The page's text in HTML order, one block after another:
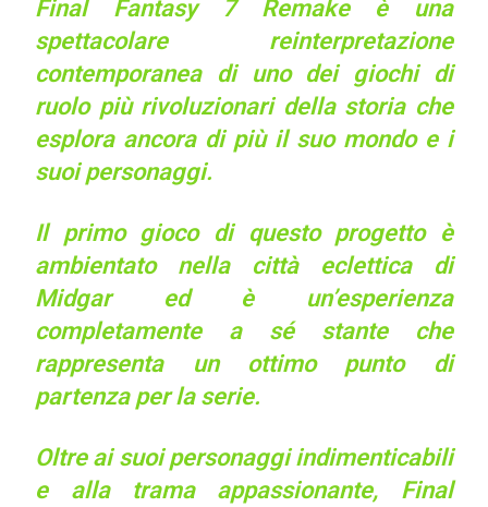
Final Fantasy 7 Remake è una
spettacolare reinterpretazione
contemporanea di uno dei giochi di
ruolo più rivoluzionari della storia che
esplora ancora di più il suo mondo e i
suoi personaggi.
Il primo gioco di questo progetto è
ambientato nella città eclettica di
Midgar ed è un’esperienza
completamente a sé stante che
rappresenta un ottimo punto di
partenza per la serie.
Oltre ai suoi personaggi indimenticabili
e alla trama appassionante, Final